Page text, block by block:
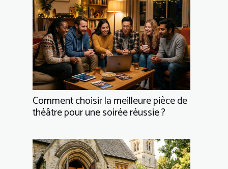
Comment choisir la meilleure pièce de
théâtre pour une soirée réussie ?